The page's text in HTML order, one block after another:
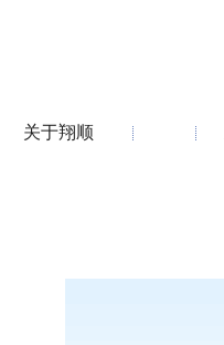
关于翔顺